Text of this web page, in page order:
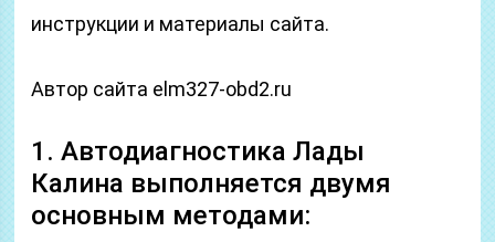
инструкции и материалы сайта.
Автор сайта elm327-obd2.ru
1. Автодиагностика Лады
Калина выполняется двумя
основным методами: